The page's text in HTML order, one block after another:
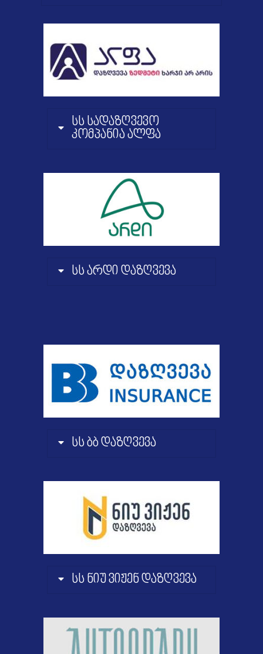
სს სადაზღვევო
კომპანია ალფა
სს არდი დაზღვევა
სს ბბ დაზღვევა
სს ნიუ ვიჟენ დაზღვევა